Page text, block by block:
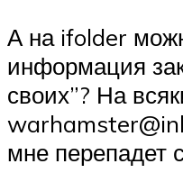
А на ifolder
информация
своих”? На
мне перепадет